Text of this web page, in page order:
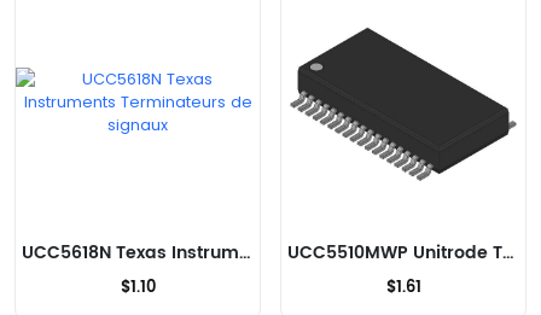
UCC5618N Texas Instruments Terminateurs de signaux
$1.10
UCC5510MWP Unitrode Terminateurs de signaux
$1.61